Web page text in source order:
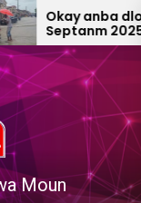
Okay anba dlo
Septanm 2025
Moun